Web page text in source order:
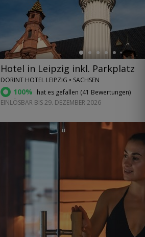
Hotel in Leipzig inkl. Parkplatz
DORINT HOTEL LEIPZIG • SACHSEN
100% hat es gefallen (41 Bewertungen)
EINLÖSBAR BIS 29. DEZEMBER 2026